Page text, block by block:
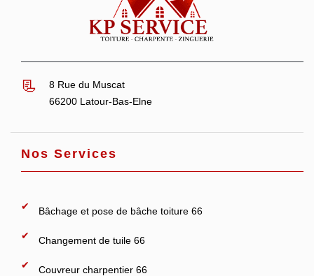
8 Rue du Muscat
66200 Latour-Bas-Elne
Nos Services
Bâchage et pose de bâche toiture 66
Changement de tuile 66
Couvreur charpentier 66